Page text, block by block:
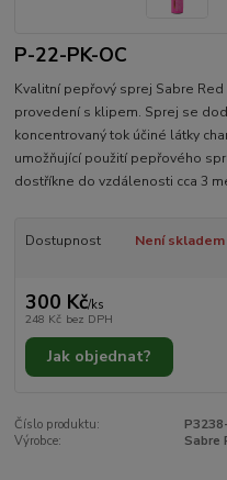
P-22-PK-OC
Kvalitní pepřový sprej Sabre
provedení s klipem. Sprej se
koncentrovaný tok účiné látky
umožňující použití pepřového
dostříkne do vzdálenosti cca 3
Dostupnost Není skladem
300 Kč/ks
248 Kč bez DPH
Jak objednat?
Číslo produktu:
Výrobce:
Sabre